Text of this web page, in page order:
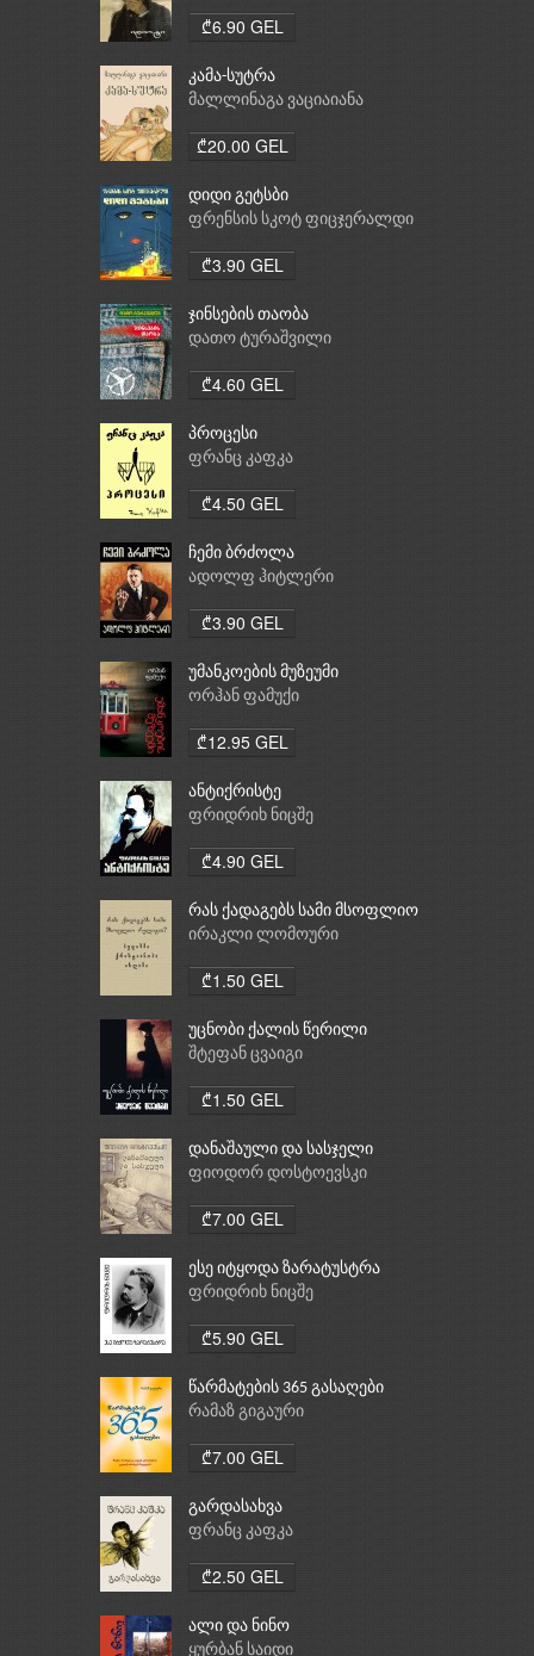
₾6.90 GEL
კამა-სუტრა
მალლინაგა ვაციაიანა
₾20.00 GEL
დიდი გეტსბი
ფრენსის სკოტ ფიცჯერალდი
₾3.90 GEL
ჯინსების თაობა
დათო ტურაშვილი
₾4.60 GEL
პროცესი
ფრანც კაფკა
₾4.50 GEL
ჩემი ბრძოლა
ადოლფ ჰიტლერი
₾3.90 GEL
უმანკოების მუზეუმი
ორჰან ფამუქი
₾12.95 GEL
ანტიქრისტე
ფრიდრიხ ნიცშე
₾4.90 GEL
რას ქადაგებს სამი მსოფლიო
რელიგია: ბუდიზმი,
ირაკლი ლომოური
₾1.50 GEL
უცნობი ქალის წერილი
შტეფან ცვაიგი
₾1.50 GEL
დანაშაული და სასჯელი
ფიოდორ დოსტოევსკი
₾7.00 GEL
ესე იტყოდა ზარატუსტრა
ფრიდრიხ ნიცშე
₾5.90 GEL
წარმატების 365 გასაღები
რამაზ გიგაური
₾7.00 GEL
გარდასახვა
ფრანც კაფკა
₾2.50 GEL
ალი და ნინო
ყურბან საიდი